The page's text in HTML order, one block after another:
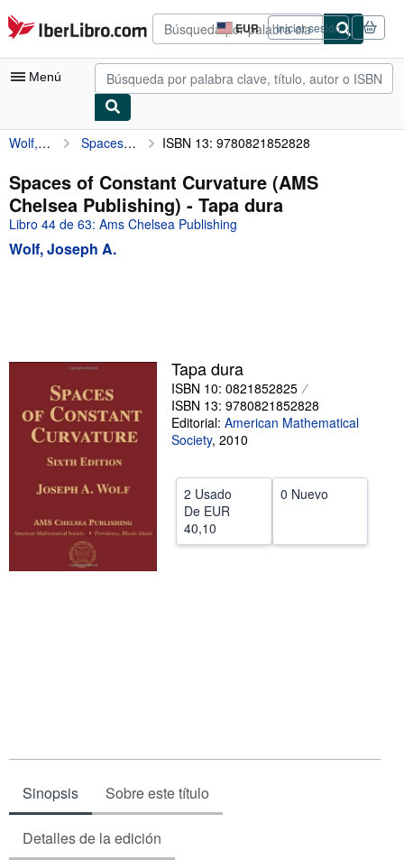
Pasar al contenido principal
IberLibro.com EUR
Preferencias
de
compra
del
Iniciar sesión
Menú
Mi cuenta
Consultar mis pedidos
Búsqueda avanzada
Colecciones
Comenzar a vender
Ayuda
CERRAR
Wolf, Joseph A. Spaces of Constant Curvature (AMS Chelsea Publishing) ISBN 13: 9780821852828
Spaces of Constant Curvature (AMS
Chelsea Publishing) - Tapa dura
Libro 44 de 63: Ams Chelsea Publishing
Wolf, Joseph A.
Tapa dura
ISBN 10: 0821852825
ISBN 13: 9780821852828
Editorial: American Mathematical
Society, 2010
2 Usado
De EUR
40,10
0 Nuevo
Sinopsis Sobre este título
Detalles de la edición